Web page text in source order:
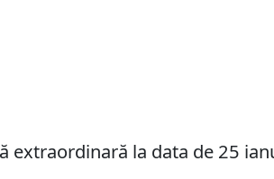
extraordinară la data de 25